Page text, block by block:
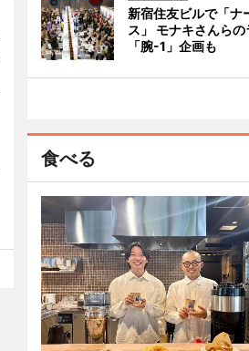
新宿住友ビルで「ナ
ス」 モナキさんら
「腕-1」企画も
食べる